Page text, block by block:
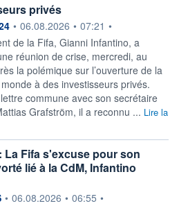
privés
fournie par
• 06.08.2026 • 07:21 •
de la Fifa, Gianni Infantino, a
réunion de crise, mercredi, au
la polémique sur l’ouverture de la
à des investisseurs privés.
commune avec son secrétaire
Grafström, il a reconnu ... Lire la
La Fifa s'excuse pour son
lié à la CdM, Infantino
fournie par
• 06.08.2026 • 06:55 •